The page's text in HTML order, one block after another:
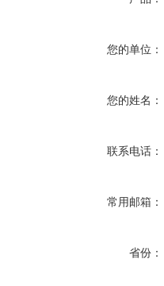
您的单位：
您的姓名：
联系电话：
常用邮箱：
省份：